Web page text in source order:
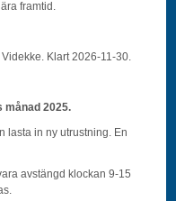
framtid.
Klart 2026-11-30.
månad 2025.
lasta in ny utrustning. En
avstängd klockan 9-15